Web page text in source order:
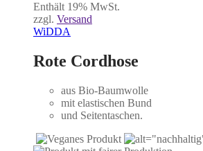
Enthält 19% MwSt.
zzgl. Versand
WiDDA
Rote Cordhose
aus Bio-Baumwolle
mit elastischen Bund
und Seitentaschen.